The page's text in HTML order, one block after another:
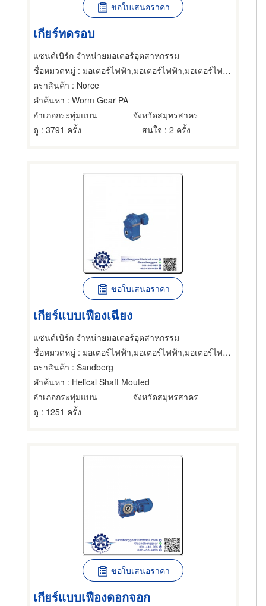
ขอใบเสนอราคา
เกียร์ทดรอบ
แซนด์เบิร์ก จำหน่ายมอเตอร์อุตสาหกรรม
ชื่อหมวดหมู่ : มอเตอร์ไฟฟ้า,มอเตอร์ไฟฟ้า,มอเตอร์ไฟฟ้า
ตราสินค้า : Norce
คำค้นหา : Worm Gear PA
อำเภอกระทุ่มแบน
จังหวัดสมุทรสาคร
ดู : 3791 ครั้ง สนใจ : 2 ครั้ง
ขอใบเสนอราคา
เกียร์แบบเฟืองเฉียง
แซนด์เบิร์ก จำหน่ายมอเตอร์อุตสาหกรรม
ชื่อหมวดหมู่ : มอเตอร์ไฟฟ้า,มอเตอร์ไฟฟ้า,มอเตอร์ไฟฟ้า
ตราสินค้า : Sandberg
คำค้นหา : Helical Shaft Mouted
อำเภอกระทุ่มแบน
จังหวัดสมุทรสาคร
ดู : 1251 ครั้ง
ขอใบเสนอราคา
เกียร์แบบเฟืองดอกจอก